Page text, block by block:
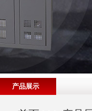
产品展示